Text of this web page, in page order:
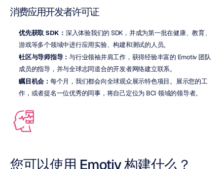
消费应用开发者许可证
优先获取 SDK： 深入体验我们的 SDK，并成为第一批在健康、教育、
游戏等多个领域中进行应用实验、构建和测试的人员。
社区与导师指导： 与行业领袖并肩工作，获得经验丰富的 Emotiv 团队
成员的指导，并与全球志同道合的开发者网络建立联系。
瞩目机会： 每个月，我们都会向全球观众展示特色项目。展示您的工
作，或者提名一位优秀的同事，将自己定位为 BCI 领域的领导者。
您可以使用 Emotiv 构建什么？